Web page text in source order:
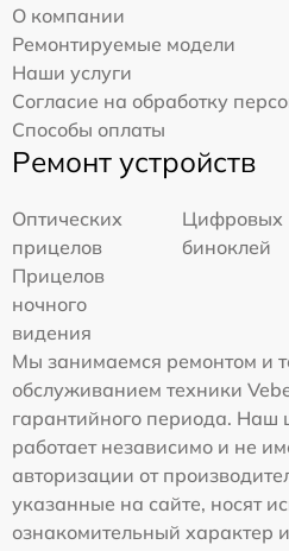
О компании
Ремонтируемые модели
Наши услуги
Согласие на обработку
Способы оплаты
Ремонт устройств
Оптических
прицелов
Цифровых
биноклей
Прицелов
ночного
видения
Мы занимаемся ремонтом и
обслуживанием техники
гарантийного периода. Наш
работает независимо и не
авторизации от
указанные на сайте, носят
ознакомительный характер